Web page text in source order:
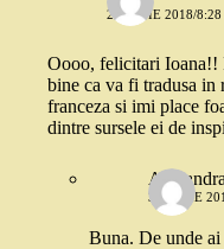
27 IUNIE 2018/8:28
Oooo, felicitari Ioana!!
bine ca va fi tradusa in
franceza si imi place
dintre sursele ei de
Alexandra
30 IUNIE
Buna. De unde